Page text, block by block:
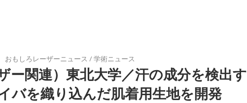
おもしろレーザーニュース /学術ニュース
ー関連）東北大学／汗の成分を検出す
バを織り込んだ肌着用生地を開発